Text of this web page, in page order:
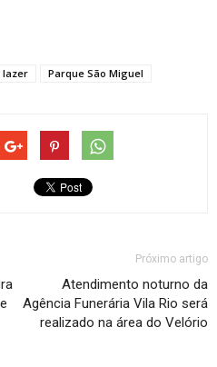
lazer Parque São Miguel
Próximo artigo
Atendimento noturno da
Agência Funerária Vila Rio será
realizado na área do Velório